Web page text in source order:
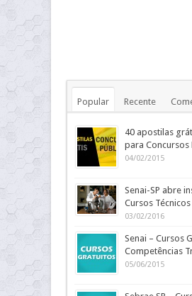
Popular Recente
40 apostilas
para Concursos
04/02/2015
Senai-SP abre
Cursos
03/02/2016
Senai – Cursos
Competências
05/06/2015